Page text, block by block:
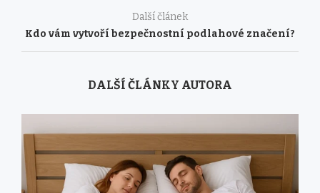
Další článek
Kdo vám vytvoří bezpečnostní podlahové značení?
DALŠÍ ČLÁNKY AUTORA